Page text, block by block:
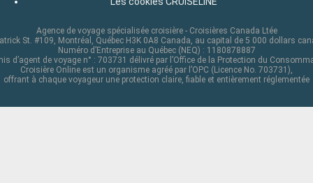
Agence de voyage spécialisée croisière - Croisières Canada Ltée
St. #109, Montréal, Québec H3K 0A8 Canada, au capital de 5 000 dollars
Numéro d’Entreprise au Québec (NEQ) : 1180878887
d’agent de voyage n° : 703731 délivré par l’Office de la Protection du
Croisière Online est un organisme agréé par l’OPC (Licence No. 703731),
offrant à chaque voyageur une protection claire, fiable et entièrement réglementée